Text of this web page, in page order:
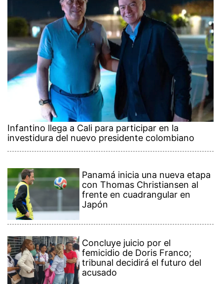
Infantino llega a Cali para participar en la
investidura del nuevo presidente colombiano
Panamá inicia una nueva etapa
con Thomas Christiansen al
frente en cuadrangular en
Japón
Concluye juicio por el
femicidio de Doris Franco;
tribunal decidirá el futuro del
acusado